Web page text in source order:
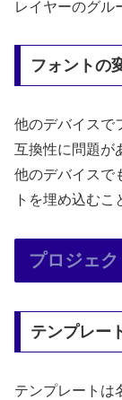
レイヤーのグル
フォントの
他のデバイスで
互換性に問題が
他のデバイスで
トを埋め込むこ
プロジェ
テンプレー
テンプレートは